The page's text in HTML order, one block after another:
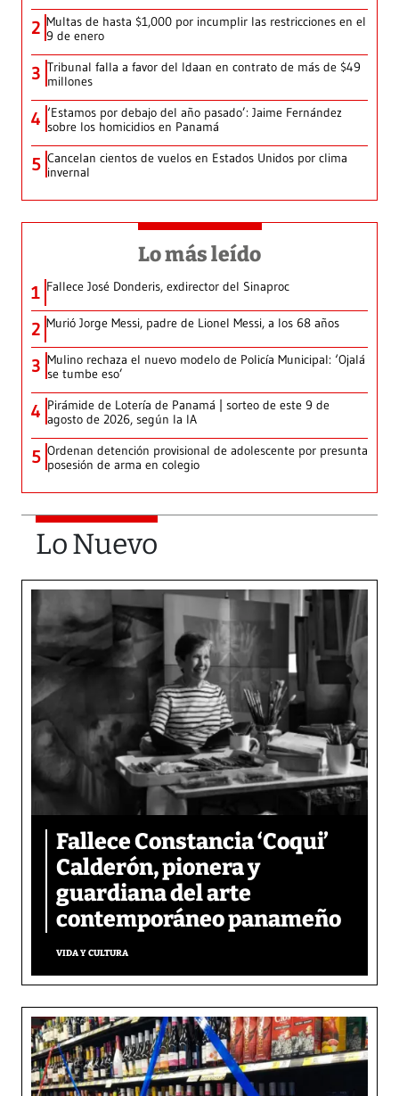
2 Multas de hasta $1,000 por incumplir las restricciones en el
9 de enero
3 Tribunal falla a favor del Idaan en contrato de más de $49
millones
4 ‘Estamos por debajo del año pasado’: Jaime Fernández
sobre los homicidios en Panamá
5 Cancelan cientos de vuelos en Estados Unidos por clima
invernal
Lo más leído
1 Fallece José Donderis, exdirector del Sinaproc
2 Murió Jorge Messi, padre de Lionel Messi, a los 68 años
3 Mulino rechaza el nuevo modelo de Policía Municipal: ‘Ojalá
se tumbe eso’
4 Pirámide de Lotería de Panamá | sorteo de este 9 de
agosto de 2026, según la IA
5 Ordenan detención provisional de adolescente por presunta
posesión de arma en colegio
Lo Nuevo
Fallece Constancia ‘Coqui’
Calderón, pionera y
guardiana del arte
contemporáneo panameño
VIDA Y CULTURA